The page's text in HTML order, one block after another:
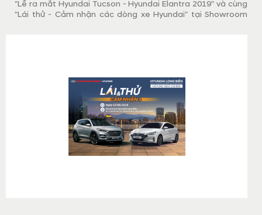
"Lễ ra mắt Hyundai Tucson - Hyundai Elantra 2019" và cùng
"Lái thử - Cảm nhận các dòng xe Hyundai" tại Showroom